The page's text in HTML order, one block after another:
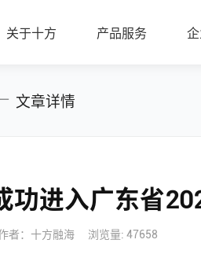
关于十方 产品服务
文章详情
功进入广东省
者：十方融海 浏览量: 47658